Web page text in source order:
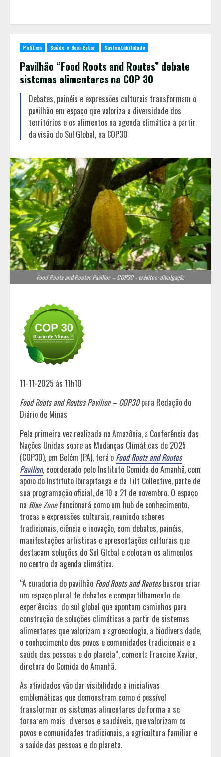
Política Saúde e Bem-Estar Sustentabilidade
Pavilhão “Food Roots and Routes” debate
sistemas alimentares na COP 30
Debates, painéis e expressões culturais transformam o
pavilhão em espaço que valoriza a diversidade dos
territórios e os alimentos na agenda climática a partir
da visão do Sul Global, na COP30
Food Roots and Routes Pavilion – COP30 - créditos: divulgação
11-11-2025 às 11h10
Food Roots and Routes Pavilion – COP30para Redação do
Diário de Minas
Pela primeira vez realizada na Amazônia, a Conferência das
Nações Unidas sobre as Mudanças Climáticas de 2025
(COP30), em Belém (PA), terá o Food Roots and Routes
Pavilion, coordenado pelo Instituto Comida do Amanhã, com
apoio do Instituto Ibirapitanga e da Tilt Collective, parte de
sua programação oficial, de 10 a 21 de novembro. O espaço
na Blue Zonefuncionará como um hub de conhecimento,
trocas e expressões culturais, reunindo saberes
tradicionais, ciência e inovação, com debates, painéis,
manifestações artísticas e apresentações culturais que
destacam soluções do Sul Global e colocam os alimentos
no centro da agenda climática.
“A curadoria do pavilhão Food Roots and Routesbuscou criar
um espaço plural de debates e compartilhamento de
experiências do sul global que apontam caminhos para
construção de soluções climáticas a partir de sistemas
alimentares que valorizam a agroecologia, a biodiversidade,
o conhecimento dos povos e comunidades tradicionais e a
saúde das pessoas e do planeta”, comenta Francine Xavier,
diretora do Comida do Amanhã.
As atividades vão dar visibilidade a iniciativas
emblemáticas que demonstram como é possível
transformar os sistemas alimentares de forma a se
tornarem mais diversos e saudáveis, que valorizam os
povos e comunidades tradicionais, a agricultura familiar e
a saúde das pessoas e do planeta.